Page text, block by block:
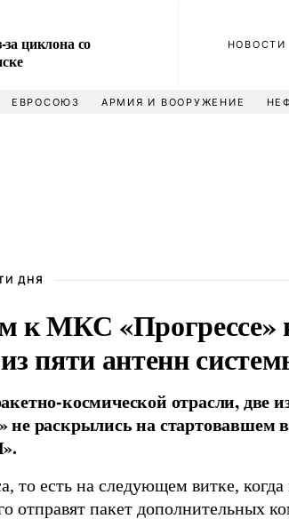
циклона со
НОВОСТИ
ЕВРОСОЮЗ АРМИЯ И ВООРУЖЕНИЕ
ДНЯ
к МКС «Прогрессе»
пяти антенн
космической отрасли, две
раскрылись на стартовавшем
то есть на следующем витке, когда
отправят пакет дополнительных